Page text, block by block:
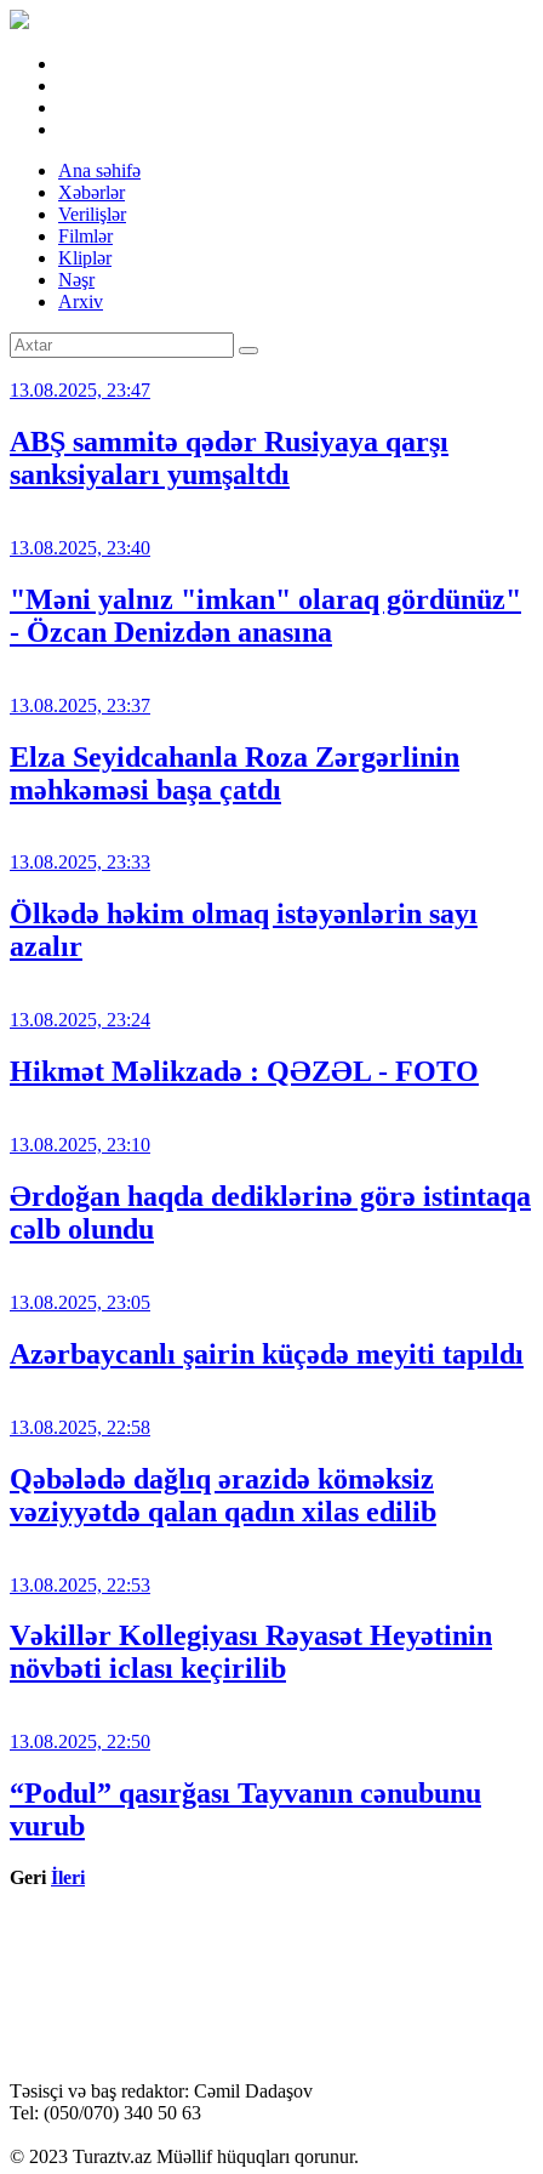
Ana səhifə
Xəbərlər
Verilişlər
Filmlər
Kliplər
Nəşr
Arxiv
13.08.2025, 23:47
ABŞ sammitə qədər Rusiyaya qarşı
sanksiyaları yumşaltdı
13.08.2025, 23:40
"Məni yalnız "imkan" olaraq gördünüz"
- Özcan Denizdən anasına
13.08.2025, 23:37
Elza Seyidcahanla Roza Zərgərlinin
məhkəməsi başa çatdı
13.08.2025, 23:33
Ölkədə həkim olmaq istəyənlərin sayı
azalır
13.08.2025, 23:24
Hikmət Məlikzadə : QƏZƏL - FOTO
13.08.2025, 23:10
Ərdoğan haqda dediklərinə görə istintaqa
cəlb olundu
13.08.2025, 23:05
Azərbaycanlı şairin küçədə meyiti tapıldı
13.08.2025, 22:58
Qəbələdə dağlıq ərazidə köməksiz
vəziyyətdə qalan qadın xilas edilib
13.08.2025, 22:53
Vəkillər Kollegiyası Rəyasət Heyətinin
növbəti iclası keçirilib
13.08.2025, 22:50
“Podul” qasırğası Tayvanın cənubunu
vurub
Geri İleri
Təsisçi və baş redaktor: Cəmil Dadaşov
Tel: (050/070) 340 50 63
© 2023 Turaztv.az Müəllif hüquqları qorunur.